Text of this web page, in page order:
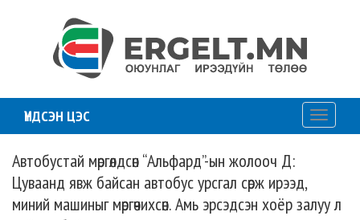
ҮНДСЭН ЦЭС
Toggle
Автобустай мөргөлдсөн “Альфард”-ын жолооч Д:
Цуваанд явж байсан автобус урсгал сөрж ирээд,
миний машиныг мөргөчихсөн. Амь эрсэдсэн хоёр залуу л